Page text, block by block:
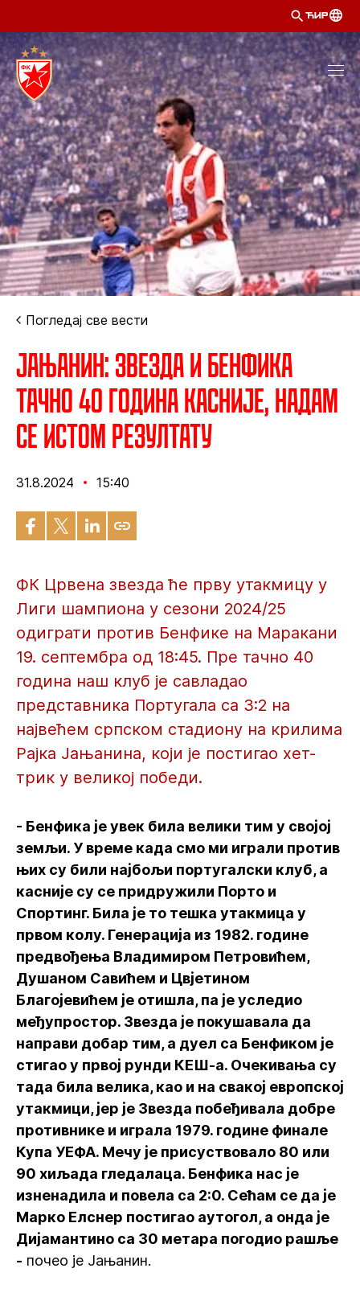
ЋИР
Погледај све вести
Јањанин: Звезда и Бенфика
тачно 40 година касније, надам
се истом резултату
31.8.2024 15:40
ФК Црвена звезда ће прву утакмицу у
Лиги шампиона у сезони 2024/25
одиграти против Бенфике на Маракани
19. септембра од 18:45. Пре тачно 40
година наш клуб је савладао
представника Португала са 3:2 на
највећем српском стадиону на крилима
Рајка Јањанина, који је постигао хет-
трик у великој победи.
- Бенфика је увек била велики тим у својој
земљи. У време када смо ми играли против
њих су били најбољи португалски клуб, а
касније су се придружили Порто и
Спортинг. Била је то тешка утакмица у
првом колу. Генерација из 1982. године
предвођења Владимиром Петровићем,
Душаном Савићем и Цвјетином
Благојевићем је отишла, па је уследио
међупростор. Звезда је покушавала да
направи добар тим, а дуел са Бенфиком је
стигао у првој рунди КЕШ-а. Очекивања су
тада била велика, као и на свакој европској
утакмици, јер је Звезда побеђивала добре
противнике и играла 1979. године финале
Купа УЕФА. Мечу је присуствовало 80 или
90 хиљада гледалаца. Бенфика нас је
изненадила и повела са 2:0. Сећам се да је
Марко Елснер постигао аутогол, а онда је
Дијамантино са 30 метара погодио рашље
- почео је Јањанин.